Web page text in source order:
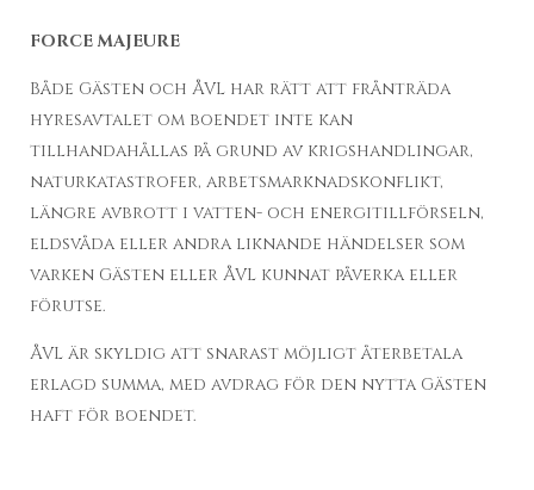
FORCE MAJEURE
Både Gästen och ÅVL har rätt att frånträda
hyresavtalet om boendet inte kan
tillhandahållas på grund av krigshandlingar,
naturkatastrofer, arbetsmarknadskonflikt,
längre avbrott i vatten- och energitillförseln,
eldsvåda eller andra liknande händelser som
varken Gästen eller ÅVL kunnat påverka eller
förutse.
ÅVL är skyldig att snarast möjligt återbetala
erlagd summa, med avdrag för den nytta Gästen
haft för boendet.